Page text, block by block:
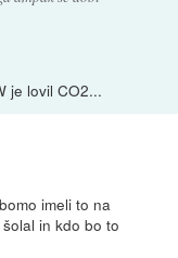
je lovil CO2...
imeli to na
in kdo bo to